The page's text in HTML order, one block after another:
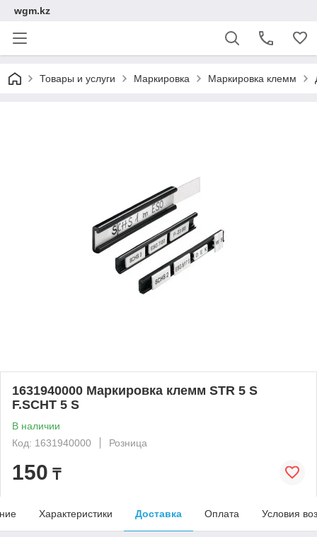
wgm.kz
Товары и услуги Маркировка Маркировка клемм
1631940000 Маркировка клемм STR 5 S
F.SCHT 5 S
В наличии
Код: 1631940000
Розница
150 ₸
Характеристики Доставка Оплата Условия